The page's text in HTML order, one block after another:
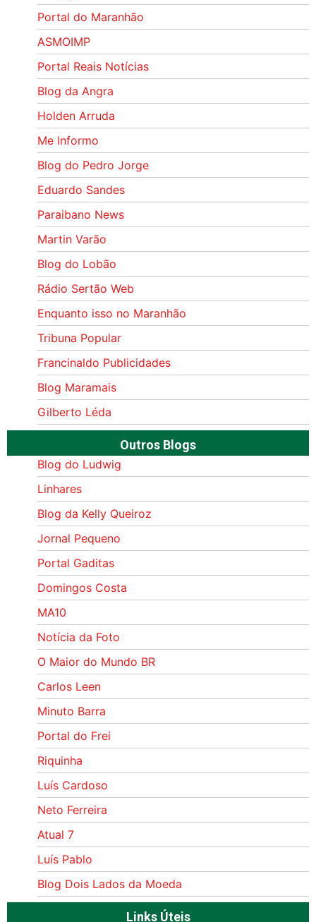
Portal do Maranhão
ASMOIMP
Portal Reais Notí­cias
Blog da Angra
Holden Arruda
Me Informo
Blog do Pedro Jorge
Eduardo Sandes
Paraibano News
Martin Varão
Blog do Lobão
Rádio Sertão Web
Enquanto isso no Maranhão
Tribuna Popular
Francinaldo Publicidades
Blog Maramais
Gilberto Léda
Outros Blogs
Blog do Ludwig
Linhares
Blog da Kelly Queiroz
Jornal Pequeno
Portal Gaditas
Domingos Costa
MA10
Notícia da Foto
O Maior do Mundo BR
Carlos Leen
Minuto Barra
Portal do Frei
Riquinha
Luís Cardoso
Neto Ferreira
Atual 7
Luís Pablo
Blog Dois Lados da Moeda
Links Úteis